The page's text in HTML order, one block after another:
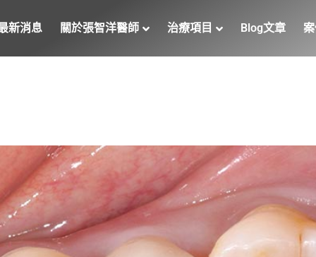
新消息 關於張智洋醫師 治療項目 Blog文章